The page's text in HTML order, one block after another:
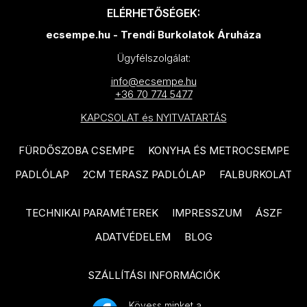
PARADYZ Modul termékcsalád
PARADYZ Harmony termékcsalád
PARADYZ Feelings termékcsalád
PARADYZ Memories termékcsalád
PARADYZ Synergy Nero
PARADYZ Synergy termékcsalád
PARADYZ Freedom termékcsalád
PARADYZ Ideal termékcsalád
TUBADZIN Pietrasanta
TUBADZIN Torano termékcsalád
TUBADZIN Massa termékcsalád
TUBADZIN Marmo D’oro
termékcsalád
TUBADZIN Mountain Ash
termékcsalád
termékcsalád
TUBADZIN Aquamarine
TUBADZIN Industrio termékcsalád
ELÉRHETŐSÉGEK:
ecsempe.hu - Trendi Burkolatok Áruháza
Ügyfélszolgálat:
info@ecsempe.hu
+36 70 774 5477
KAPCSOLAT és NYITVATARTÁS
FÜRDŐSZOBA CSEMPE
KONYHA ÉS METROCSEMPE
PADLÓLAP
2CM TERASZ PADLÓLAP FALBURKOLAT
TECHNIKAI PARAMÉTEREK IMPRESSZUM
ÁSZF
ADATVÉDELEM
BLOG
SZÁLLÍTÁSI INFORMÁCIÓK